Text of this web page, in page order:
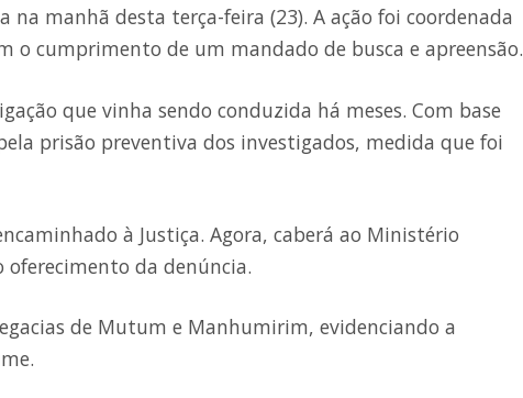
manhã desta terça-feira (23). A ação foi coordenada
o cumprimento de um mandado de busca e apreensão.
que vinha sendo conduzida há meses. Com base
prisão preventiva dos investigados, medida que foi
à Justiça. Agora, caberá ao Ministério
oferecimento da denúncia.
de Mutum e Manhumirim, evidenciando a